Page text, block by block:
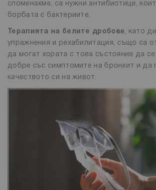
споменахме, са нужни антибиотици,
борбата с бактериите.
Терапията на белите дробове, като
упражнения и рехабилитация, също са
да могат хората с това състояние да
добре със симптомите на бронхит и да
качеството си на живот.